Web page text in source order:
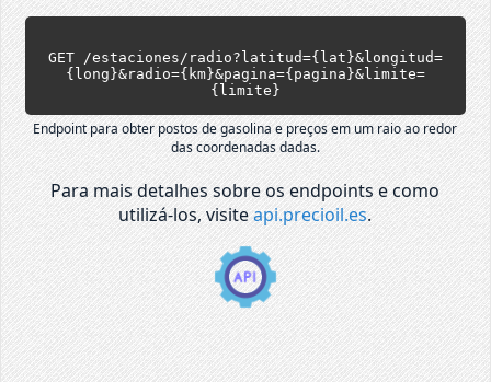
GET /estaciones/radio?latitud={lat}&longitud=
{long}&radio={km}&pagina={pagina}&limite=
{limite}
Endpoint para obter postos de gasolina e preços em um raio ao redor
das coordenadas dadas.
Para mais detalhes sobre os endpoints e como
utilizá-los, visiteapi.precioil.es.